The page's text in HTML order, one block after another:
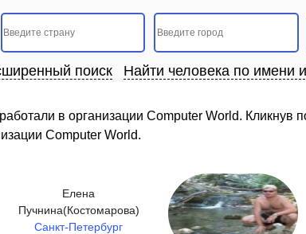
поиск Найти человека по имени
в организации Computer World. Кликнув
Computer World.
Елена
Пучнина(Костомарова)
Санкт-Петербург